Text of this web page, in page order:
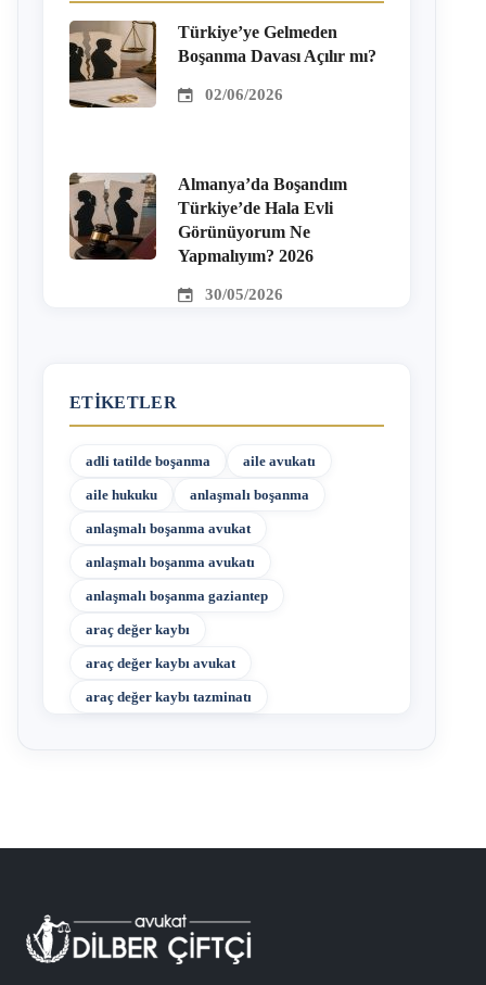
Türkiye’ye Gelmeden
Boşanma Davası Açılır mı?
02/06/2026
Almanya’da Boşandım
Türkiye’de Hala Evli
Görünüyorum Ne
Yapmalıyım? 2026
30/05/2026
ETIKETLER
adli tatilde boşanma aile avukatı
aile hukuku anlaşmalı boşanma
anlaşmalı boşanma avukat
anlaşmalı boşanma avukatı
anlaşmalı boşanma gaziantep
araç değer kaybı
araç değer kaybı avukat
araç değer kaybı tazminatı